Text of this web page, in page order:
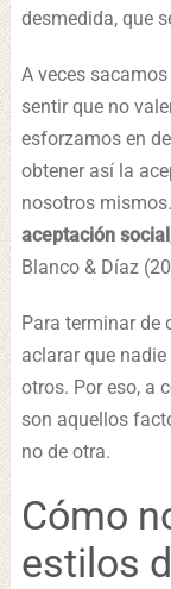
desmedida, que
A veces
sentir que no
esforzamos en
obtener así la
nosotros
aceptación social
Blanco & Díaz
Para terminar de
aclarar que
otros. Por eso, a
son aquellos
no de otra.
Cómo
estilos